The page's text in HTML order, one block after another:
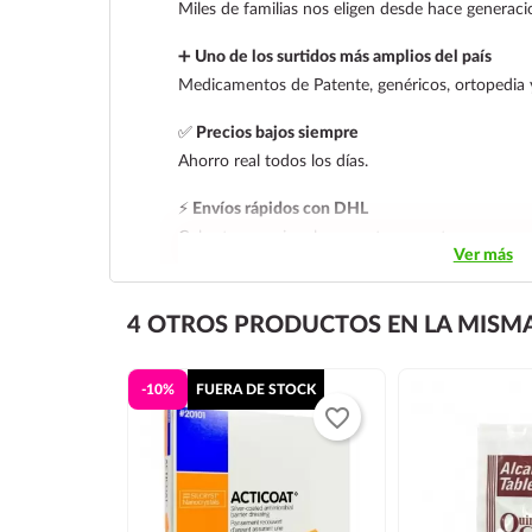
Miles de familias nos eligen desde hace
➕ Uno de los surtidos más amplios del país
Medicamentos de Patente, genéricos, ortopedia
✅ Precios bajos siempre
Ahorro real todos los días.
⚡ Envíos rápidos con DHL
Cobertura nacional con rastreo y entrega segura.
Ver más
4 OTROS PRODUCTOS EN LA
-10% FUERA DE STOCK
favorite_border